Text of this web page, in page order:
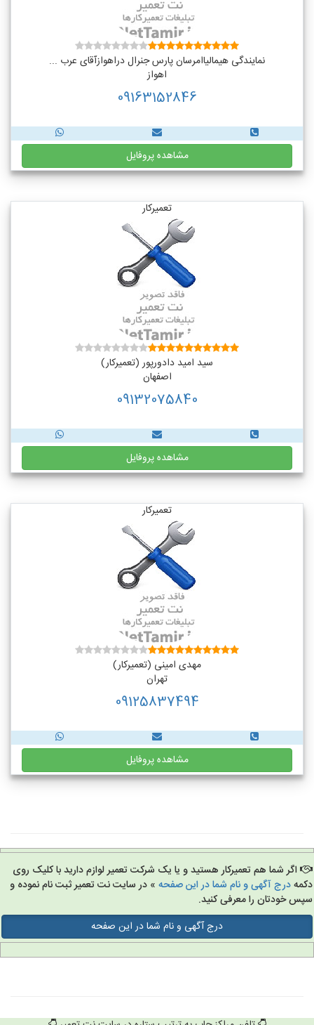
نمایندگی هیمالیاامرسان پارس جنرال دراهوازآقای عرب ...
اهواز
09163152846
مشاهده پروفایل
تعمیرکار
سید امید دادورپور (تعمیرکار)
اصفهان
09132075840
مشاهده پروفایل
تعمیرکار
مهدی امینی (تعمیرکار)
تهران
09125837494
مشاهده پروفایل
اگر شما هم تعمیرکار هستید و یا یک شرکت تعمیر لوازم دارید با کلیک روی
درج آگهی و نام شما در این صفحه» در سایت نت تعمیر ثبت نام نموده و
خودتان را معرفی کنید.
درج آگهی و نام شما در این صفحه